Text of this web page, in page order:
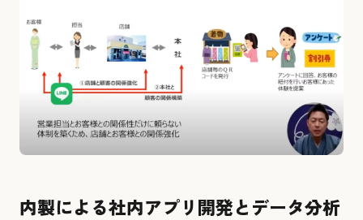
内製による社内アプリ開発とデータ分析